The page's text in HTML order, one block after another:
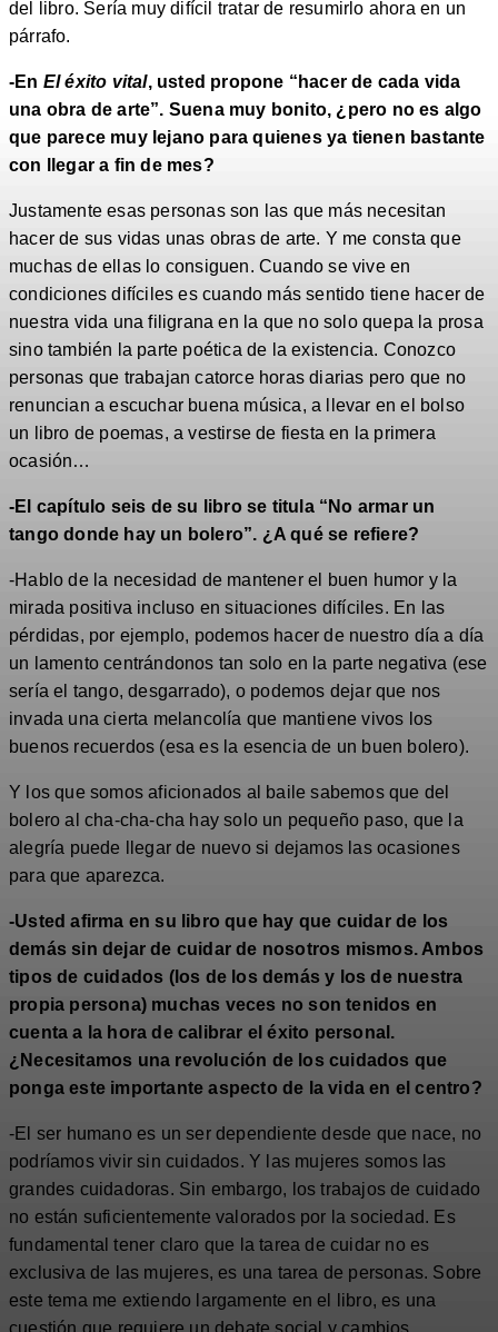
del libro. Sería muy difícil tratar de resumirlo ahora en un
párrafo.
-En El éxito vital, usted propone “hacer de cada vida
una obra de arte”. Suena muy bonito, ¿pero no es algo
que parece muy lejano para quienes ya tienen bastante
con llegar a fin de mes?
Justamente esas personas son las que más necesitan
hacer de sus vidas unas obras de arte. Y me consta que
muchas de ellas lo consiguen. Cuando se vive en
condiciones difíciles es cuando más sentido tiene hacer de
nuestra vida una filigrana en la que no solo quepa la prosa
sino también la parte poética de la existencia. Conozco
personas que trabajan catorce horas diarias pero que no
renuncian a escuchar buena música, a llevar en el bolso
un libro de poemas, a vestirse de fiesta en la primera
ocasión…
-El capítulo seis de su libro se titula “No armar un
tango donde hay un bolero”. ¿A qué se refiere?
-Hablo de la necesidad de mantener el buen humor y la
mirada positiva incluso en situaciones difíciles. En las
pérdidas, por ejemplo, podemos hacer de nuestro día a día
un lamento centrándonos tan solo en la parte negativa (ese
sería el tango, desgarrado), o podemos dejar que nos
invada una cierta melancolía que mantiene vivos los
buenos recuerdos (esa es la esencia de un buen bolero).
Y los que somos aficionados al baile sabemos que del
bolero al cha-cha-cha hay solo un pequeño paso, que la
alegría puede llegar de nuevo si dejamos las ocasiones
para que aparezca.
-Usted afirma en su libro que hay que cuidar de los
demás sin dejar de cuidar de nosotros mismos. Ambos
tipos de cuidados (los de los demás y los de nuestra
propia persona) muchas veces no son tenidos en
cuenta a la hora de calibrar el éxito personal.
¿Necesitamos una revolución de los cuidados que
ponga este importante aspecto de la vida en el centro?
-El ser humano es un ser dependiente desde que nace, no
podríamos vivir sin cuidados. Y las mujeres somos las
grandes cuidadoras. Sin embargo, los trabajos de cuidado
no están suficientemente valorados por la sociedad. Es
fundamental tener claro que la tarea de cuidar no es
exclusiva de las mujeres, es una tarea de personas. Sobre
este tema me extiendo largamente en el libro, es una
cuestión que requiere un debate social y cambios